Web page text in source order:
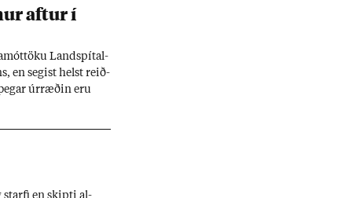
aft­ur í
Land­spít­al­
en seg­ist helst reið­
úr­ræð­in eru